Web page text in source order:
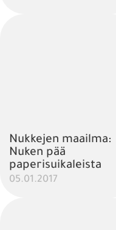
Nukkejen maailma:
Nuken pää
paperisuikaleista
05.01.2017